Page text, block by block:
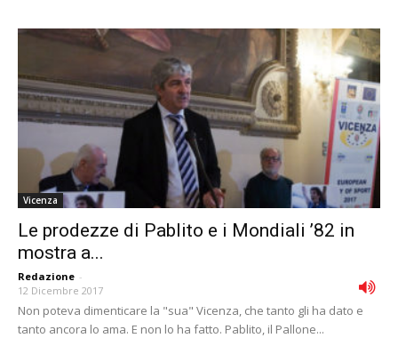
Vicenza
Le prodezze di Pablito e i Mondiali ’82 in
mostra a...
Redazione -
12 Dicembre 2017
Non poteva dimenticare la "sua" Vicenza, che tanto gli ha dato e
tanto ancora lo ama. E non lo ha fatto. Pablito, il Pallone...